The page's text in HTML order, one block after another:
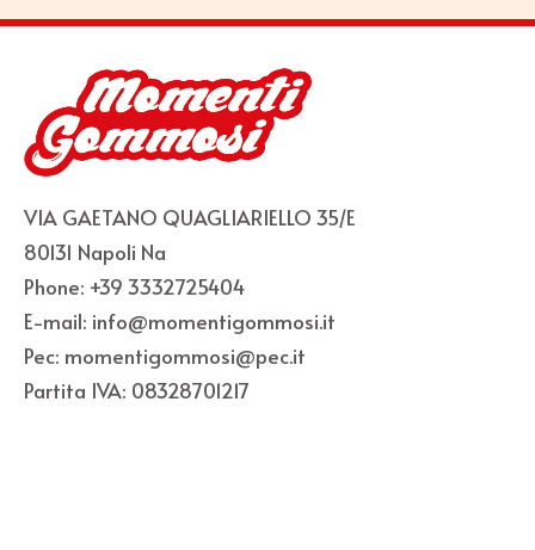
VIA GAETANO QUAGLIARIELLO 35/E
80131 Napoli Na
Phone: +39 3332725404
E-mail: info@momentigommosi.it
Pec: momentigommosi@pec.it
Partita IVA: 08328701217